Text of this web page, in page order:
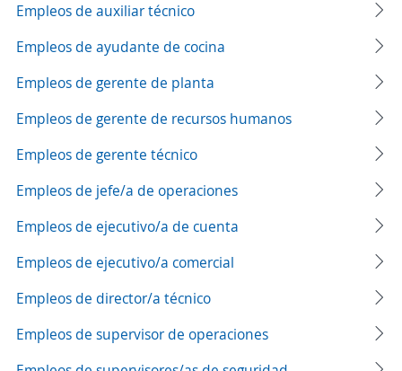
Empleos de auxiliar técnico
Empleos de ayudante de cocina
Empleos de gerente de planta
Empleos de gerente de recursos humanos
Empleos de gerente técnico
Empleos de jefe/a de operaciones
Empleos de ejecutivo/a de cuenta
Empleos de ejecutivo/a comercial
Empleos de director/a técnico
Empleos de supervisor de operaciones